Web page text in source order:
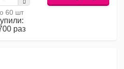
60 шт
раз